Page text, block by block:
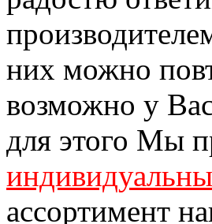
них можно
возможно у
для этого Мы
ассортимент